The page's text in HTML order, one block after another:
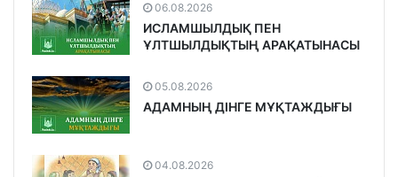
06.08.2026
ИСЛАМШЫЛДЫҚ ПЕН
ҰЛТШЫЛДЫҚТЫҢ АРАҚАТЫНАСЫ
05.08.2026
АДАМНЫҢ ДІНГЕ МҰҚТАЖДЫҒЫ
04.08.2026